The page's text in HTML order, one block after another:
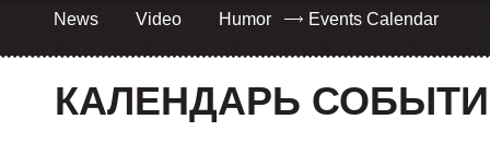
News Video Humor Events Calendar
КАЛЕНДАРЬ